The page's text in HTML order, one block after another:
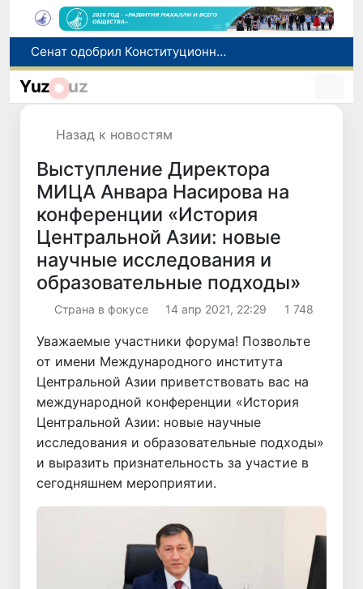
В Ташкенте задержали подозреваемых в распространении крупной партии наркотиков
В Узбекистане упростят назначение пенсий по инвалидности
Yuz uz
Назад к новостям
Выступление Директора
МИЦА Анвара Насирова на
конференции «История
Центральной Азии: новые
научные исследования и
образовательные подходы»
Страна в фокусе 14 апр 2021, 22:29 1 748
Уважаемые участники форума! Позвольте
от имени Международного института
Центральной Азии приветствовать вас на
международной конференции «История
Центральной Азии: новые научные
исследования и образовательные подходы»
и выразить признательность за участие в
сегодняшнем мероприятии.